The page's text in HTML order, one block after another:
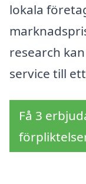
lokala
research
service till
Få 3